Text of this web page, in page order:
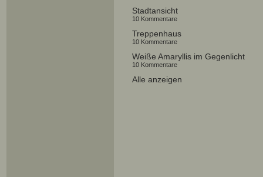
Stadtansicht
10 Kommentare
Treppenhaus
10 Kommentare
Weiße Amaryllis im Gegenlicht
10 Kommentare
Alle anzeigen